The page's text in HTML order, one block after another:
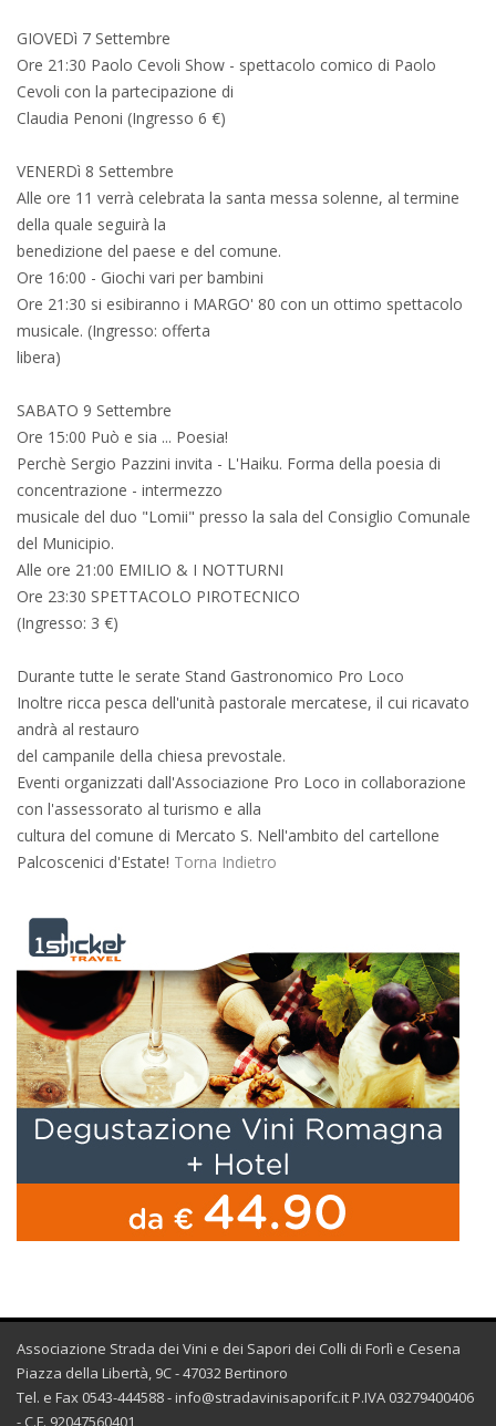
GIOVEDì 7 Settembre
Ore 21:30 Paolo Cevoli Show - spettacolo comico di Paolo
Cevoli con la partecipazione di
Claudia Penoni (Ingresso 6 €)
VENERDì 8 Settembre
Alle ore 11 verrà celebrata la santa messa solenne, al termine
della quale seguirà la
benedizione del paese e del comune.
Ore 16:00 - Giochi vari per bambini
Ore 21:30 si esibiranno i MARGO' 80 con un ottimo spettacolo
musicale. (Ingresso: offerta
libera)
SABATO 9 Settembre
Ore 15:00 Può e sia ... Poesia!
Perchè Sergio Pazzini invita - L'Haiku. Forma della poesia di
concentrazione - intermezzo
musicale del duo "Lomii" presso la sala del Consiglio Comunale
del Municipio.
Alle ore 21:00 EMILIO & I NOTTURNI
Ore 23:30 SPETTACOLO PIROTECNICO
(Ingresso: 3 €)
Durante tutte le serate Stand Gastronomico Pro Loco
Inoltre ricca pesca dell'unità pastorale mercatese, il cui ricavato
andrà al restauro
del campanile della chiesa prevostale.
Eventi organizzati dall'Associazione Pro Loco in collaborazione
con l'assessorato al turismo e alla
cultura del comune di Mercato S. Nell'ambito del cartellone
Palcoscenici d'Estate! Torna Indietro
Associazione Strada dei Vini e dei Sapori dei Colli di Forlì e Cesena
Piazza della Libertà, 9C - 47032 Bertinoro
Tel. e Fax 0543-444588 - info@stradavinisaporifc.it P.IVA 03279400406
- C.F. 92047560401